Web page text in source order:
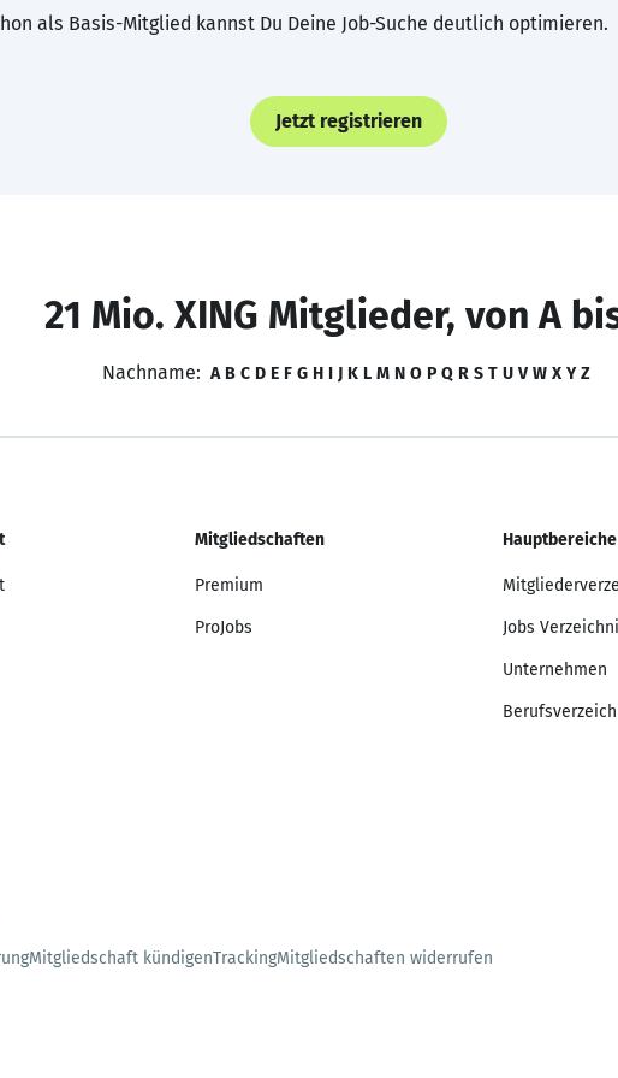
als Basis-Mitglied kannst Du Deine Job-Suche deutlich optimieren.
Jetzt registrieren
21 Mio. XING Mitglieder, von A
Nachname: A B C D E F G H I J K L M N O P Q R S T U V W X Y Z
Mitgliedschaften
Premium
ProJobs
Hauptbereiche
Jobs
Unternehmen
Mitgliedschaft kündigenTrackingMitgliedschaften widerrufen